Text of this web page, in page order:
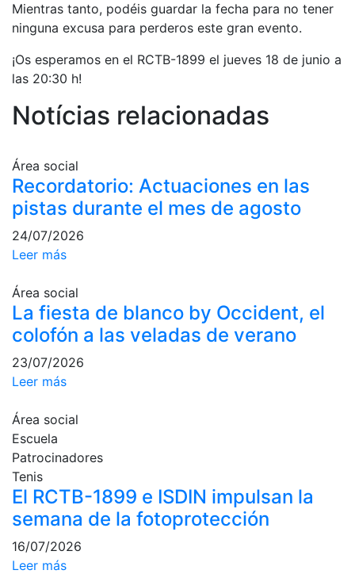
Mientras tanto, podéis guardar la fecha para no tener
ninguna excusa para perderos este gran evento.
¡Os esperamos en el RCTB-1899 el jueves 18 de junio a
las 20:30 h!
Notícias relacionadas
Área social
Recordatorio: Actuaciones en las
pistas durante el mes de agosto
24/07/2026
Leer más
Área social
La fiesta de blanco by Occident, el
colofón a las veladas de verano
23/07/2026
Leer más
Área social
Escuela
Patrocinadores
Tenis
El RCTB-1899 e ISDIN impulsan la
semana de la fotoprotección
16/07/2026
Leer más